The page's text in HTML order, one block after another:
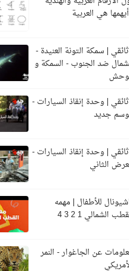
هي العربية
| سمكة التونة العنيدة -
ضد الجنوب - السمكة و
| وحدة إنقاذ السيارات -
جديد
| وحدة إنقاذ السيارات -
الثاني
للأطفال | مهمه
الشمالي 1 2 3 4
عن الجاغوار - النمر